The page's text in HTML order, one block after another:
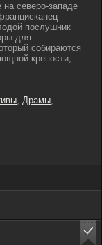
северо-западе
послушник
для
собираются
крепости,...
, Драмы,